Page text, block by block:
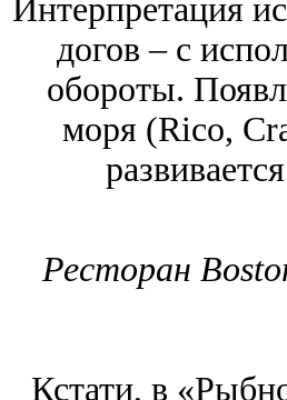
Интерпретация
догов ‒ с
обороты.
моря (Rico,
Ресторан
Кстати, в